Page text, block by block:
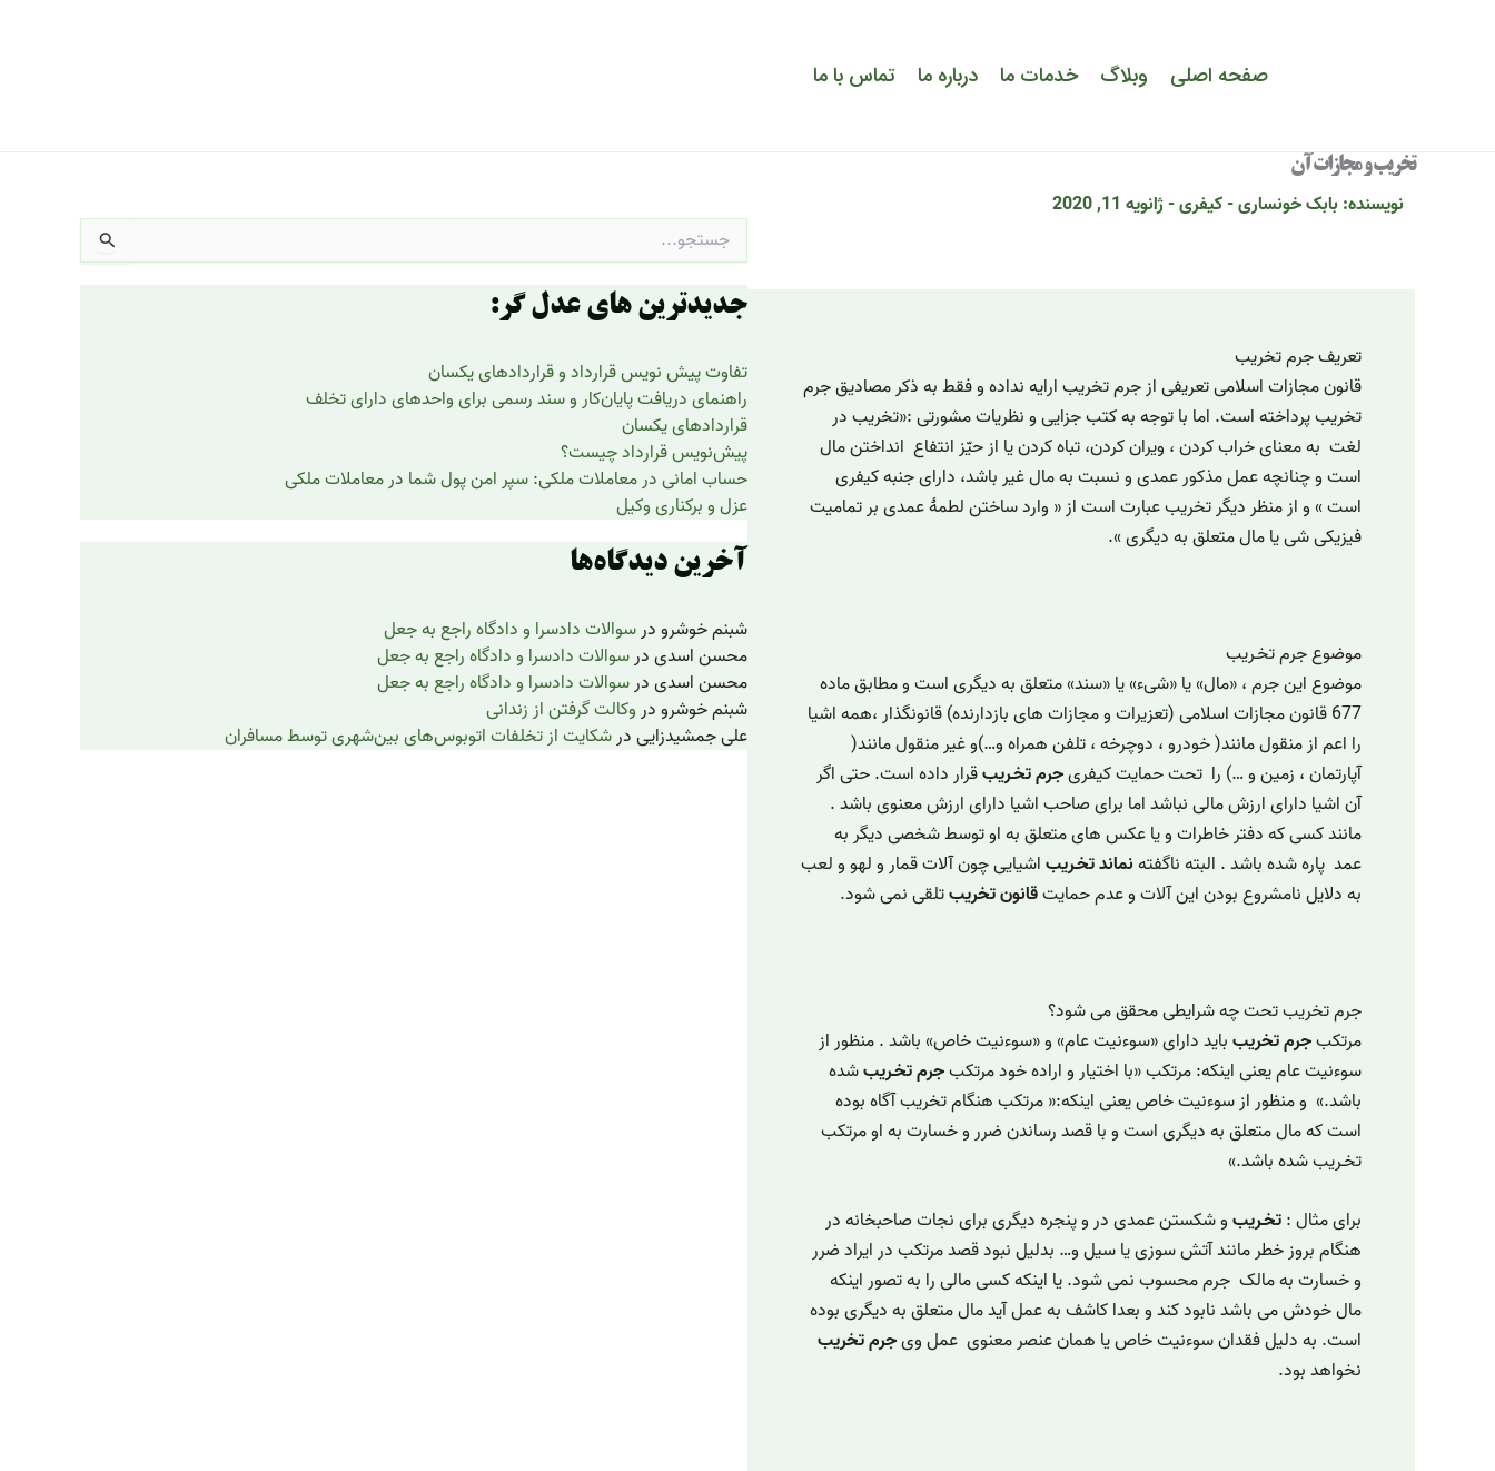
صفحه اصلی وبلاگ خدمات ما درباره ما تماس با ما
تخریب و مجازات آن
نویسنده:بابک خونساری-کیفری-ژانویه 11, 2020
تعریف جرم تخریب
قانون مجازات اسلامی تعریفی از جرم تخریب ارایه نداده و فقط به ذکر مصادیق جرم
تخریب پرداخته است. اما با توجه به کتب جزایی و نظریات مشورتی :«تخریب در
لغت به معنای خراب کردن ، ویران کردن، تباه کردن یا از حیّز انتفاع انداختن مال
است و چنانچه عمل مذکور عمدی و نسبت به مال غیر باشد، دارای جنبه کیفری
است » و از منظر دیگر تخریب عبارت است از « وارد ساختن لطمۀ عمدی بر تمامیت
فیزیکی شی یا مال متعلق به دیگری ».
موضوع جرم تخـریب
موضوع این جرم ، «مال» یا «شیء» یا «سند» متعلق به دیگری است و مطابق ماده
677 قانون مجازات اسلامی (تعزیرات و مجازات های بازدارنده) قانونگذار ،همه اشیا
را اعم از منقول مانند( خودرو ، دوچرخه ، تلفن همراه و…)و غیر منقول مانند(
آپارتمان ، زمین و …) را تحت حمایت کیفریجرم تخـریبقرار داده است. حتی اگر
آن اشیا دارای ارزش مالی نباشد اما برای صاحب اشیا دارای ارزش معنوی باشد .
مانند کسی که دفتر خاطرات و یا عکس های متعلق به او توسط شخصی دیگر به
عمد پاره شده باشد . البته ناگفتهنماند تخـریباشیایی چون آلات قمار و لهو و لعب
به دلایل نامشروع بودن این آلات و عدم حمایتقانون تخریبتلقی نمی شود.
جرم تخریب تحت چه شرایطی محقق می شود؟
مرتکبجرم تخریبباید دارای «سوءنیت عام» و «سوءنیت خاص» باشد . منظور از
سوءنیت عام یعنی اینکه: مرتکب «با اختیار و اراده خود مرتکبجرم تخـریبشده
باشد.» و منظور از سوءنیت خاص یعنی اینکه:« مرتکب هنگام تخریب آگاه بوده
است که مال متعلق به دیگری است و با قصد رساندن ضرر و خسارت به او مرتکب
تخـریب شده باشد.»
برای مثال :تخـریبو شکستن عمدی در و پنجره دیگری برای نجات صاحبخانه در
هنگام بروز خطر مانند آتش سوزی یا سیل و… بدلیل نبود قصد مرتکب در ایراد ضرر
و خسارت به مالک جرم محسوب نمی شود. یا اینکه کسی مالی را به تصور اینکه
مال خودش می باشد نابود کند و بعدا کاشف به عمل آید مال متعلق به دیگری بوده
است. به دلیل فقدان سوءنیت خاص یا همان عنصر معنوی عمل ویجرم تخریب
نخواهد بود.
جستجو
برای:
جدیدترین های عدل گر:
تفاوت پیش نویس قرارداد و قراردادهای یکسان
راهنمای دریافت پایان‌کار و سند رسمی برای واحدهای دارای تخلف
قراردادهای یکسان
پیش‌نویس قرارداد چیست؟
حساب امانی در معاملات ملکی: سپر امن پول شما در معاملات ملکی
عزل و برکناری وکیل
آخرین دیدگاه‌ها
شبنم خوشرودرسوالات دادسرا و دادگاه راجع به جعل
محسن اسدیدرسوالات دادسرا و دادگاه راجع به جعل
محسن اسدیدرسوالات دادسرا و دادگاه راجع به جعل
شبنم خوشرودروکالت گرفتن از زندانی
علی جمشیدزاییدرشکایت از تخلفات اتوبوس‌های بین‌شهری توسط مسافران